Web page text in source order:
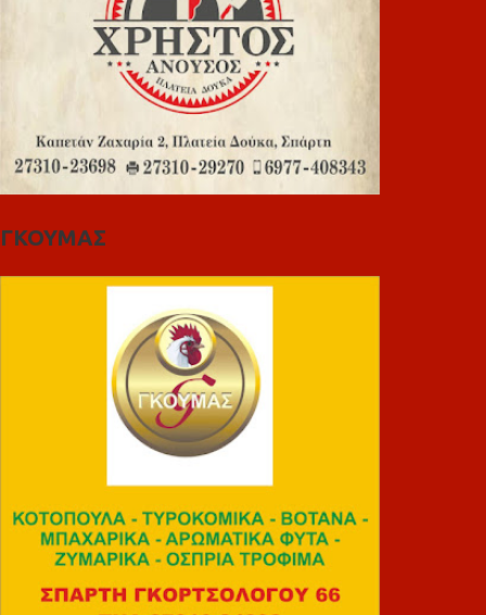
ΓΚΟΥΜΑΣ